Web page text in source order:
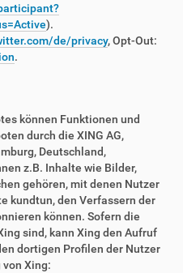
).
de/privacy, Opt-Out:
.
können Funktionen und
durch die XING AG,
Deutschland,
z.B. Inhalte wie Bilder,
gehören, mit denen Nutzer
kundtun, den Verfassern der
können. Sofern die
sind, kann Xing den Aufruf
dortigen Profilen der Nutzer
Xing: